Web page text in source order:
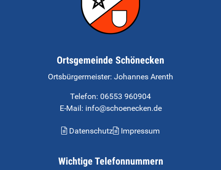
Ortsgemeinde Schönecken
Ortsbürgermeister: Johannes Arenth
Telefon: 06553 960904
E-Mail: info@schoenecken.de
Datenschutz Impressum
Wichtige Telefonnummern